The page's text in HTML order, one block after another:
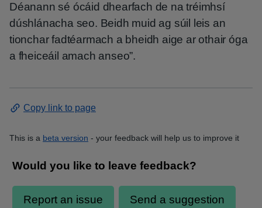
Déanann sé ócáid dhearfach de na tréimhsí
dúshlánacha seo. Beidh muid ag súil leis an
tionchar fadtéarmach a bheidh aige ar othair óga
a fheiceáil amach anseo”.
Copy link to page
This is a beta version - your feedback will help us to improve it